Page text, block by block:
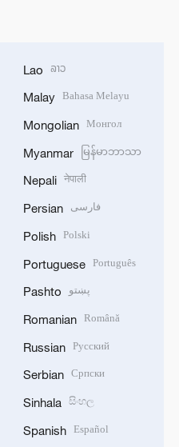
Lao ລາວ
Malay Bahasa Melayu
Mongolian Монгол
Myanmar မြန်မာဘာသာ
Nepali नेपाली
Persian فارسی
Polish Polski
Portuguese Português
Pashto پښتو
Romanian Română
Russian Русский
Serbian Српски
Sinhala සිංහල
Spanish Español